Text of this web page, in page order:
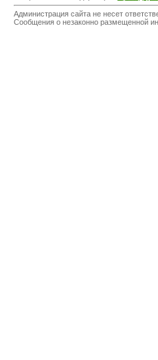
Администрация сайта не несет
Сообщения о незаконно размещенной